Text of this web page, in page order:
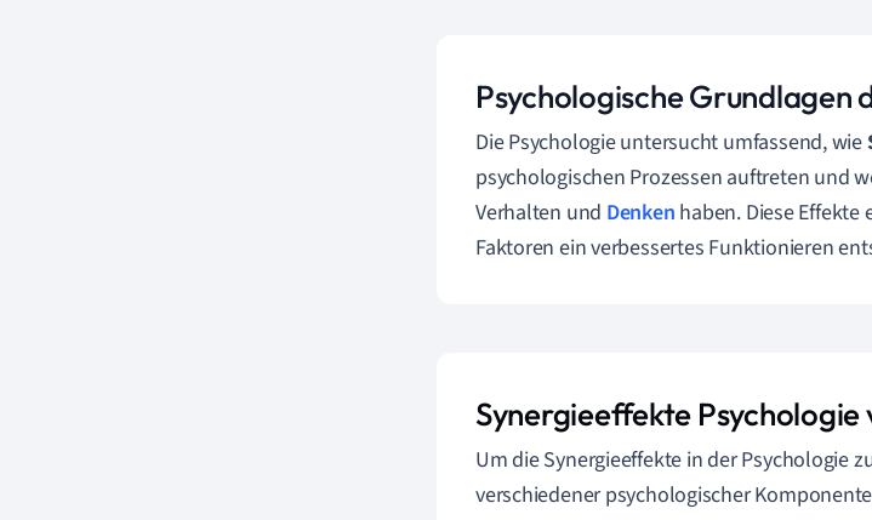
Psychologische Grundlagen
Die Psychologie untersucht umfassend, wie
psychologischen Prozessen auftreten und
Verhalten und Denken haben. Diese
Faktoren ein verbessertes Funktionieren
Synergieeffekte Psychologie
Um die Synergieeffekte in der Psychologie
verschiedener psychologischer